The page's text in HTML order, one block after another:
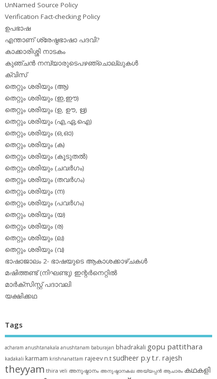
UnNamed Source Policy
Verification Fact-checking Policy
ഉപഭാഷ
എന്താണ് ശ്രേഷ്ഠഭാഷാ പദവി?
കാക്കാരിശ്ശി നാടകം
കുഞ്ചന്‍ നമ്പ്യാരുടെപഴഞ്ചൊല്ലുകള്‍
ക്വിസ്
തെറ്റും ശരിയും (ആ)
തെറ്റും ശരിയും (ഇ,ഈ)
തെറ്റും ശരിയും (ഉ, ഊ, ഋ)
തെറ്റും ശരിയും (എ,ഏ,ഐ)
തെറ്റും ശരിയും (ഒ,ഓ)
തെറ്റും ശരിയും (ക)
തെറ്റും ശരിയും (കൂടുതല്‍)
തെറ്റും ശരിയും (ചവര്‍ഗം)
തെറ്റും ശരിയും (തവര്‍ഗം)
തെറ്റും ശരിയും (ന)
തെറ്റും ശരിയും (പവര്‍ഗം)
തെറ്റും ശരിയും (യ)
തെറ്റും ശരിയും (ര)
തെറ്റും ശരിയും (ല)
തെറ്റും ശരിയും (വ)
ഭാഷാജാലം 2- ഭാഷയുടെ ആകാശക്കാഴ്ചകള്‍
മഷിത്തണ്ട് (നിഘണ്ടു) ഇന്റര്‍നെറ്റില്‍
മാര്‍ക്‌സിസ്റ്റ് പദാവലി
യക്ഷിക്കഥ
Tags
acharam anushtanakala anushtanam baburajan bhadrakali gopu pattithara
kadakali karmam krishnanattam rajeev n.t sudheer p.yt.r. rajesh
theyyam thira veli അനുഷ്ഠാനം അനുഷ്ഠാനകല അയ്യപ്പന്‍ ആചാരം കഥകളി